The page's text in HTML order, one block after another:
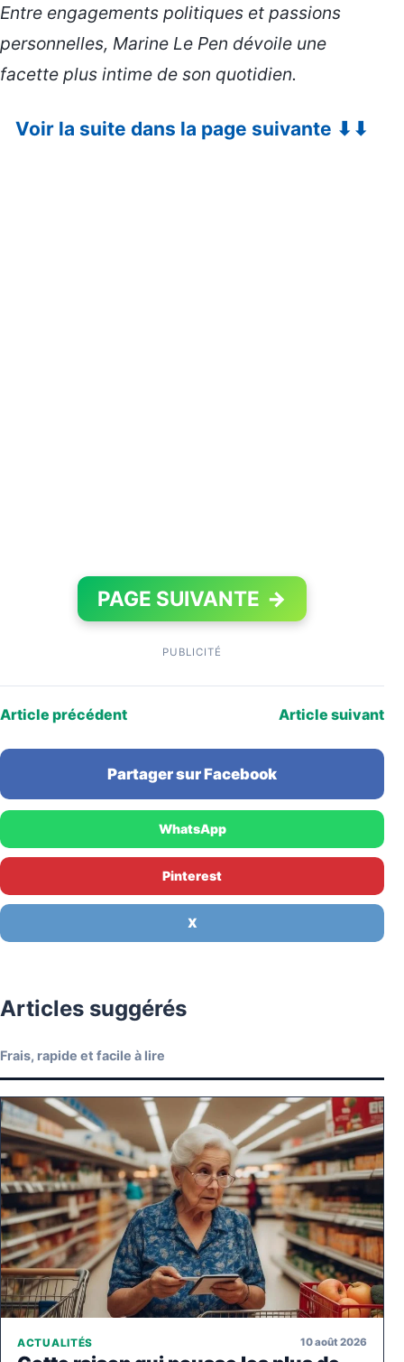
Entre engagements politiques et passions
personnelles, Marine Le Pen dévoile une
facette plus intime de son quotidien.
Voir la suite dans la page suivante ⬇⬇
PAGE SUIVANTE →
PUBLICITÉ
Article précédent Article suivant
Partager sur Facebook
WhatsApp
Pinterest
X
Articles suggérés
Frais, rapide et facile à lire
ACTUALITÉS 10 août 2026